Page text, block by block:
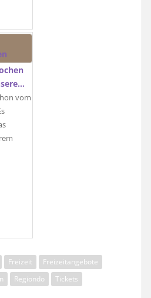
vom
Freizeit
Freizeitangebote
Regiondo Tickets